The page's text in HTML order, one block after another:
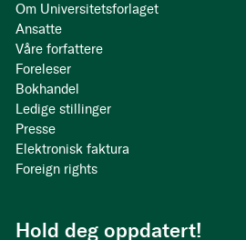
Om Universitetsforlaget
Ansatte
Våre forfattere
Foreleser
Bokhandel
Ledige stillinger
Presse
Elektronisk faktura
Foreign rights
Hold deg oppdatert!